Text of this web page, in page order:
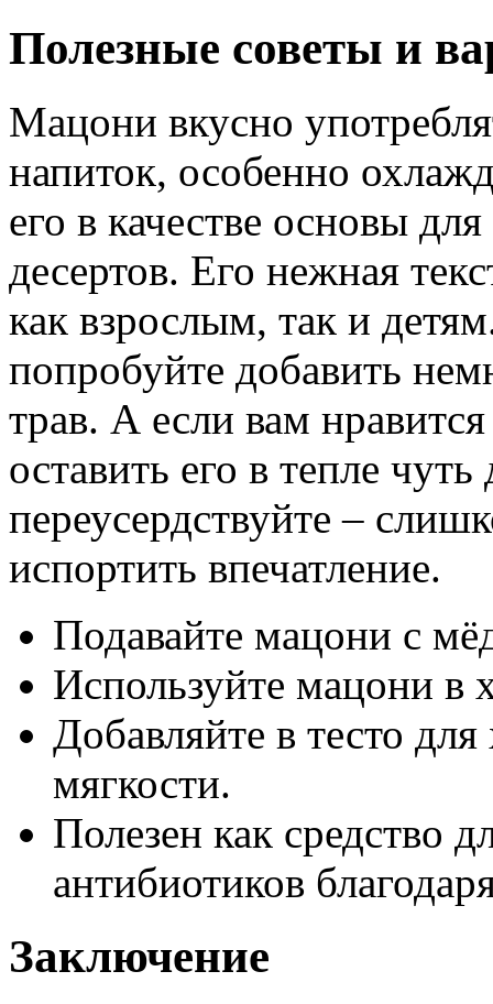
Полезные советы и
Мацони вкусно
напиток, особенно
его в качестве основы
десертов. Его нежная
как взрослым, так и
попробуйте добавить
трав. А если вам
оставить его в тепле
переусердствуйте –
испортить впечатление.
Подавайте мацони с
Используйте мацони в
Добавляйте в тесто
мягкости.
Полезен как средство
антибиотиков
Заключение